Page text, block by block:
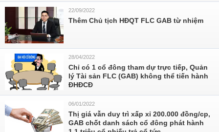
22/09/2022
Thêm Chủ tịch HĐQT FLC GAB từ nhiệm
28/04/2022
Chỉ có 1 cổ đông tham dự trực tiếp, Quản
lý Tài sản FLC (GAB) không thể tiến hành
ĐHĐCĐ
06/01/2022
Thị giá vẫn duy trì xấp xỉ 200.000 đồng/cp,
GAB chốt danh sách cổ đông phát hành